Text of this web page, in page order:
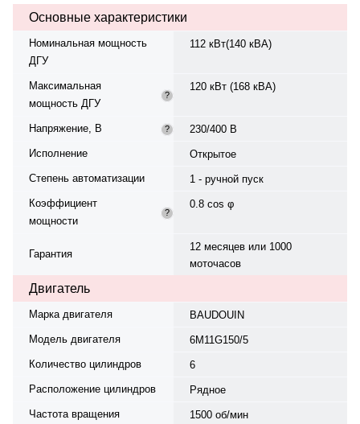
трёхфазный, 230/400 В, 50 Гц.
Объём топливного бака — 360 л.
нагрузке — 23,1 л/ч. Время
автономной работы при 75%
защиты IP23. Вес — 1635 кг,
габариты: 2390×1090×1700 мм.
— 12 месяцев или 1000
моточасов.
Основные характеристики
Номинальная мощность
ДГУ
112 кВт(140 кВА)
Максимальная
мощность ДГУ
?
120 кВт (168 кВА)
Напряжение, В ?
230/400 В
Исполнение
Открытое
Степень автоматизации
1 - ручной пуск
Коэффициент
мощности
?
0.8 cos φ
Гарантия
12 месяцев или 1000
моточасов
Двигатель
Марка двигателя
BAUDOUIN
Модель двигателя
6M11G150/5
Количество цилиндров
6
Расположение цилиндров
Рядное
Частота вращения
1500 об/мин